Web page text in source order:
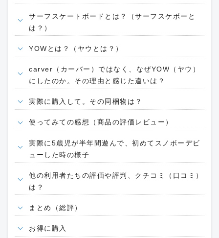
サーフスケートボードとは？（サーフスケボーと
は？）
YOWとは？（ヤウとは？）
carver（カーバー）ではなく、なぜYOW（ヤウ）
にしたのか。その理由と感じた違いは？
実際に購入して。その同梱物は？
使ってみての感想（商品の評価レビュー）
実際に5歳児が半年間遊んで、初めてスノボーデビ
ューした時の様子
他の利用者たちの評価や評判、クチコミ（口コミ）
は？
まとめ（総評）
お得に購入